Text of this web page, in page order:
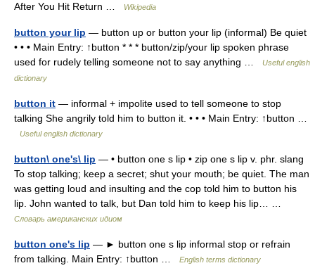
After You Hit Return …
Wikipedia
button your lip — button up or button your lip (informal) Be quiet
• • • Main Entry: ↑button * * * button/zip/your lip spoken phrase
used for rudely telling someone not to say anything …
Useful english
dictionary
button it — informal + impolite used to tell someone to stop
talking She angrily told him to button it. • • • Main Entry: ↑button …
Useful english dictionary
button\ one's\ lip — • button one s lip • zip one s lip v. phr. slang
To stop talking; keep a secret; shut your mouth; be quiet. The man
was getting loud and insulting and the cop told him to button his
lip. John wanted to talk, but Dan told him to keep his lip… …
Словарь американских идиом
button one's lip — ► button one s lip informal stop or refrain
from talking. Main Entry: ↑button …
English terms dictionary